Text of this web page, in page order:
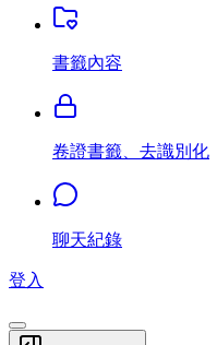
書籤內容
卷證書籤、去識別化
聊天紀錄
登入